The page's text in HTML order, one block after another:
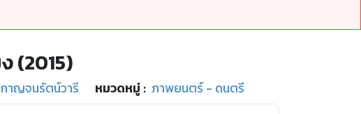
(2015)
าญจนรัตน์วารี หมวดหมู่ : ภาพยนตร์ - ดนตรี